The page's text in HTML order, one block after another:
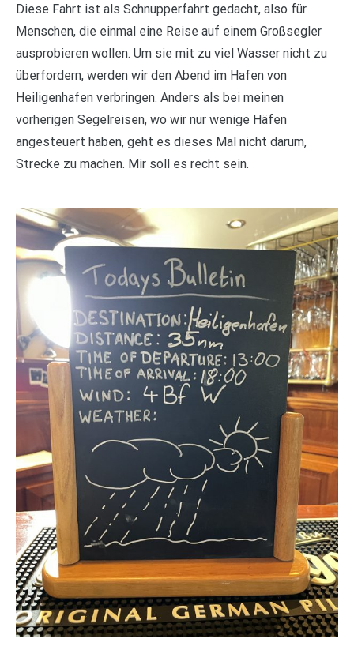
Diese Fahrt ist als Schnupperfahrt gedacht, also für
Menschen, die einmal eine Reise auf einem Großsegler
ausprobieren wollen. Um sie mit zu viel Wasser nicht zu
überfordern, werden wir den Abend im Hafen von
Heiligenhafen verbringen. Anders als bei meinen
vorherigen Segelreisen, wo wir nur wenige Häfen
angesteuert haben, geht es dieses Mal nicht darum,
Strecke zu machen. Mir soll es recht sein.